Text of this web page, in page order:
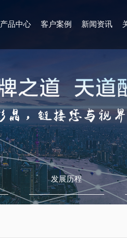
产品中心 客户案例 新闻资讯
发展历程